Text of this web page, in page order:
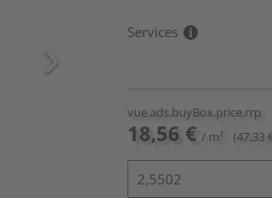
Services
vue.ads.buyBox.price.rrp
18,56 € / m² (47,33